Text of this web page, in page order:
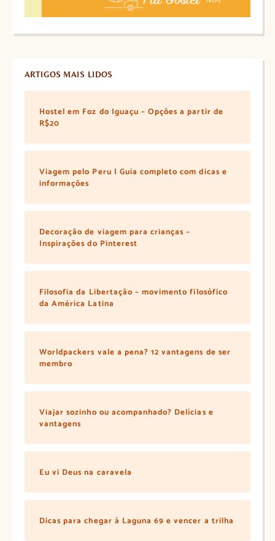
ARTIGOS MAIS LIDOS
Hostel em Foz do Iguaçu – Opções a partir de
R$20
Viagem pelo Peru | Guia completo com dicas e
informações
Decoração de viagem para crianças –
Inspirações do Pinterest
Filosofia da Libertação – movimento filosófico
da América Latina
Worldpackers vale a pena? 12 vantagens de ser
membro
Viajar sozinho ou acompanhado? Delícias e
vantagens
Eu vi Deus na caravela
Dicas para chegar à Laguna 69 e vencer a trilha